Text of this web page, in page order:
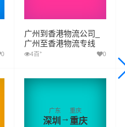
0
广州到香港物流公司_
广州至香港物流专线
4百 + 0
广东
深圳→
重庆
重庆